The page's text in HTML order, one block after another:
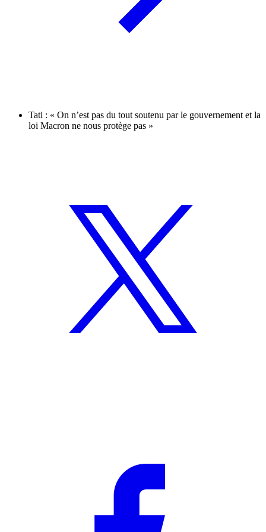
Tati : « On n’est pas du tout soutenu par le gouvernement et la
loi Macron ne nous protège pas »